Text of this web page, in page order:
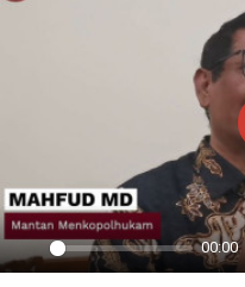
Play
00:00